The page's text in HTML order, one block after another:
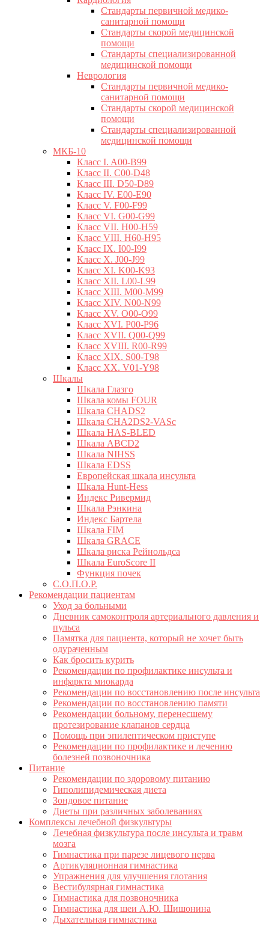
Стандарты первичной медико-
санитарной помощи
Стандарты скорой медицинской
помощи
Стандарты специализированной
медицинской помощи
Неврология
Стандарты первичной медико-
санитарной помощи
Стандарты скорой медицинской
помощи
Стандарты специализированной
медицинской помощи
МКБ-10
Класс I. A00-B99
Класс II. C00-D48
Класс III. D50-D89
Класс IV. E00-E90
Класс V. F00-F99
Класс VI. G00-G99
Класс VII. H00-H59
Класс VIII. H60-H95
Класс IX. I00-I99
Класс X. J00-J99
Класс XI. K00-K93
Класс XII. L00-L99
Класс XIII. M00-M99
Класс XIV. N00-N99
Класс XV. O00-O99
Класс XVI. P00-P96
Класс XVII. Q00-Q99
Класс XVIII. R00-R99
Класс XIX. S00-T98
Класс XX. V01-Y98
Шкалы
Шкала Глазго
Шкала комы FOUR
Шкала CHADS2
Шкала CHA2DS2-VASc
Шкала HAS-BLED
Шкала ABCD2
Шкала NIHSS
Шкала EDSS
Европейская шкала инсульта
Шкала Hunt-Hess
Индекс Ривермид
Шкала Рэнкина
Индекс Бартела
Шкала FIM
Шкала GRACE
Шкала риска Рейнольдса
Шкала EuroScore II
Функция почек
С.О.П.О.Р.
Рекомендации пациентам
Уход за больными
Дневник самоконтроля артериального давления и
пульса
Памятка для пациента, который не хочет быть
одураченным
Как бросить курить
Рекомендации по профилактике инсульта и
инфаркта миокарда
Рекомендации по восстановлению после инсульта
Рекомендации по восстановлению памяти
Рекомендации больному, перенесшему
протезирование клапанов сердца
Помощь при эпилептическом приступе
Рекомендации по профилактике и лечению
болезней позвоночника
Питание
Рекомендации по здоровому питанию
Гиполипидемическая диета
Зондовое питание
Диеты при различных заболеваниях
Комплексы лечебной физкультуры
Лечебная физкультура после инсульта и травм
мозга
Гимнастика при парезе лицевого нерва
Артикуляционная гимнастика
Упражнения для улучшения глотания
Вестибулярная гимнастика
Гимнастика для позвоночника
Гимнастика для шеи А.Ю. Шишонина
Дыхательная гимнастика